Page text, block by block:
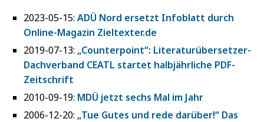
2023-05-15: ADÜ Nord ersetzt Infoblatt durch
Online-Magazin Zieltexter.de
2019-07-13: „Counterpoint“: Literaturübersetzer-
Dachverband CEATL startet halbjährliche PDF-
Zeitschrift
2010-09-19: MDÜ jetzt sechs Mal im Jahr
2006-12-20: „Tue Gutes und rede darüber!“ Das